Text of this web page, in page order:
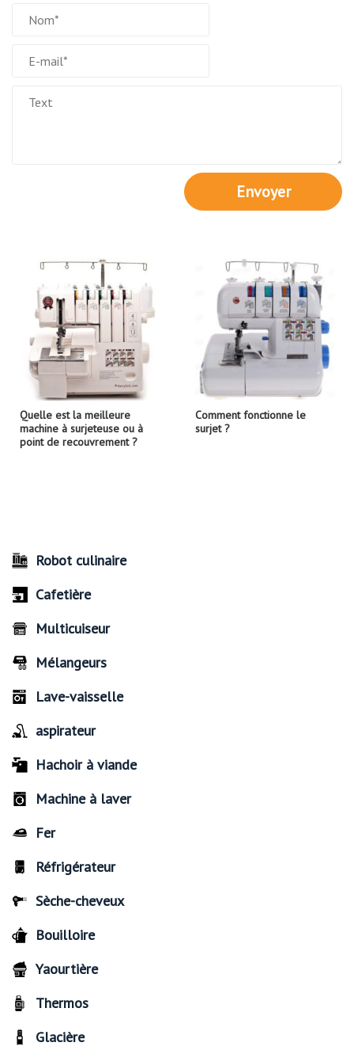
Envoyer
Quelle est la meilleure
machine à surjeteuse ou à
point de recouvrement ?
Comment fonctionne le
surjet ?
Robot culinaire
Cafetière
Multicuiseur
Mélangeurs
Lave-vaisselle
aspirateur
Hachoir à viande
Machine à laver
Fer
Réfrigérateur
Sèche-cheveux
Bouilloire
Yaourtière
Thermos
Glacière